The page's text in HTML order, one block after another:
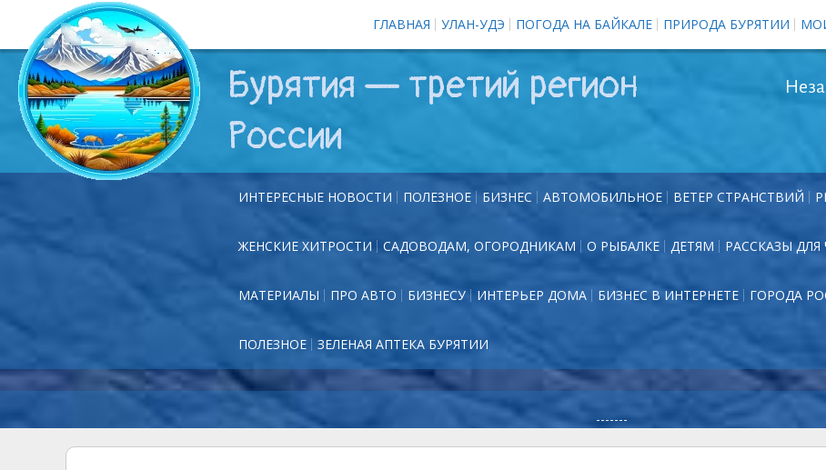
ГЛАВНАЯ УЛАН-УДЭ ПОГОДА НА БАЙКАЛЕ ПРИРОДА БУРЯТИИ
Бурятия — третий регион
России
ИНТЕРЕСНЫЕ НОВОСТИ ПОЛЕЗНОЕ БИЗНЕС АВТОМОБИЛЬНОЕ ВЕТЕР СТРАНСТВИЙ
ЖЕНСКИЕ ХИТРОСТИ САДОВОДАМ, ОГОРОДНИКАМ О РЫБАЛКЕ ДЕТЯМ РАССКАЗЫ ДЛЯ
МАТЕРИАЛЫ ПРО АВТО БИЗНЕСУ ИНТЕРЬЕР ДОМА БИЗНЕС В ИНТЕРНЕТЕ ГОРОДА
ПОЛЕЗНОЕ ЗЕЛЕНАЯ АПТЕКА БУРЯТИИ
-------